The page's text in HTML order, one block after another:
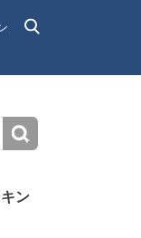
ン